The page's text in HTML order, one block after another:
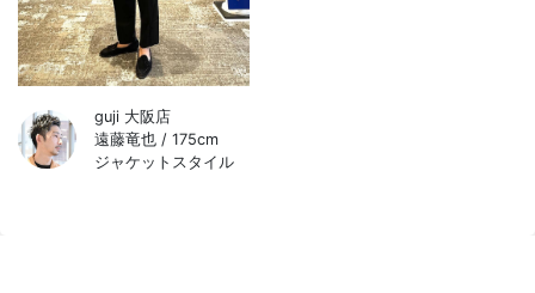
guji 大阪店
遠藤竜也 / 175cm
ジャケットスタイル